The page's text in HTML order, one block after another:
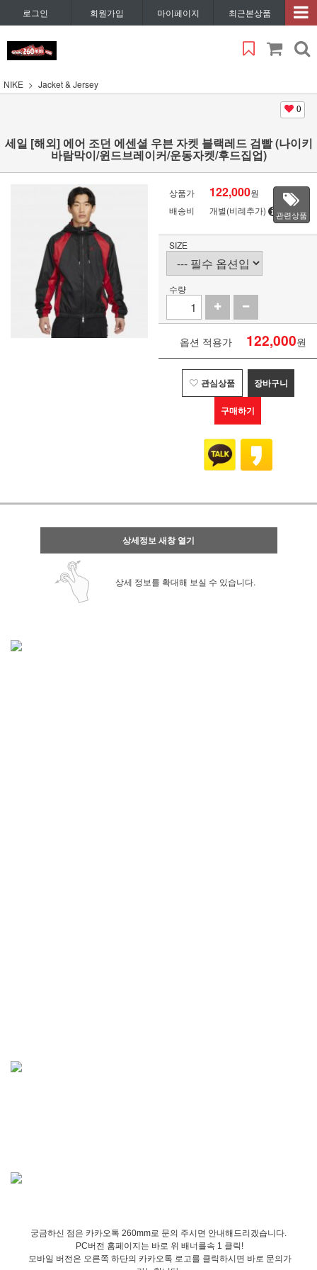
로그인 회원가입 마이페이지 최근본상품
NIKE Jacket & Jersey
0
세일 [해외] 에어 조던 에센셜 우븐 자켓 블랙레드 검빨 (나이키
바람막이/윈드브레이커/운동자켓/후드집업)
상품가 122,000원
배송비
개별(비례추가) 관련상품
SIZE
수량
옵션 적용가 122,000원
관심상품 장바구니
구매하기
상세정보 새창 열기
상세 정보를 확대해 보실 수 있습니다.
궁금하신 점은 카카오톡 260mm로 문의 주시면 안내해드리겠습니다.
PC버전 홈페이지는 바로 위 배너를속 1 클릭!
모바일 버전은 오른쪽 하단의 카카오톡 로고를 클릭하시면 바로 문의가